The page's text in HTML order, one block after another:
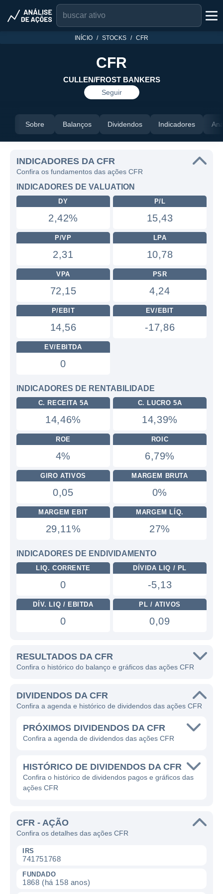
INÍCIO STOCKS CFR
CFR
CULLEN/FROST BANKERS
Seguir
Sobre Balanços Dividendos Indicadores
INDICADORES DA CFR
Confira os fundamentos das ações CFR
INDICADORES DE VALUATION
DY
2,42%
P/L
15,43
P/VP
2,31
LPA
10,78
VPA
72,15
PSR
4,24
P/EBIT
14,56
EV/EBIT
-17,86
EV/EBITDA
0
INDICADORES DE RENTABILIDADE
C. RECEITA 5A
14,46%
C. LUCRO 5A
14,39%
ROE
4%
ROIC
6,79%
GIRO ATIVOS
0,05
MARGEM BRUTA
0%
MARGEM EBIT
29,11%
MARGEM LÍQ.
27%
INDICADORES DE ENDIVIDAMENTO
LIQ. CORRENTE
0
DÍVIDA LIQ / PL
-5,13
DÍV. LIQ / EBITDA
0
PL / ATIVOS
0,09
RESULTADOS DA CFR
Confira o histórico do balanço e gráficos das ações CFR
DIVIDENDOS DA CFR
Confira a agenda e histórico de dividendos das ações CFR
PRÓXIMOS DIVIDENDOS DA CFR
Confira a agenda de dividendos das ações CFR
HISTÓRICO DE DIVIDENDOS DA CFR
Confira o histórico de dividendos pagos e gráficos das
ações CFR
CFR - AÇÃO
Confira os detalhes das ações CFR
IRS
741751768
FUNDADO
1868 (há 158 anos)